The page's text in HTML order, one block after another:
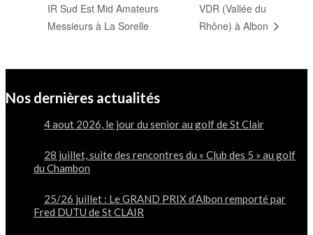
IR Sud Est Mid Amateurs
Messieurs à La Sorelle
VDR (Vallée du
Rhône) à Albon
Nos dernières actualités
4 aout 2026, le jour du senior au golf de St Clair
28 juillet, suite des rencontres du « Club des 5 » au golf
du Chambon
25/26 juillet : Le GRAND PRIX d’Albon remporté par
Fred DUTU de St CLAIR